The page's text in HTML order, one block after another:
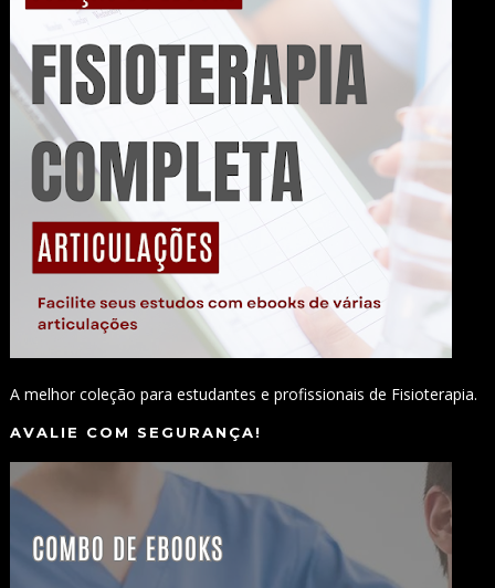
A melhor coleção para estudantes e profissionais de Fisioterapia.
AVALIE COM SEGURANÇA!